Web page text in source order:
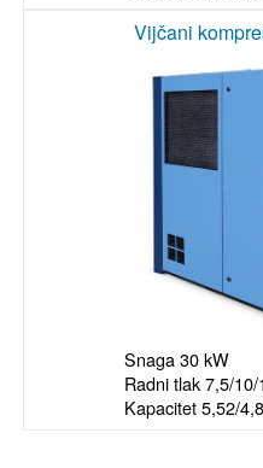
Vijčani
Snaga 30 kW
Radni tlak 7,5/
Kapacitet 5,52/